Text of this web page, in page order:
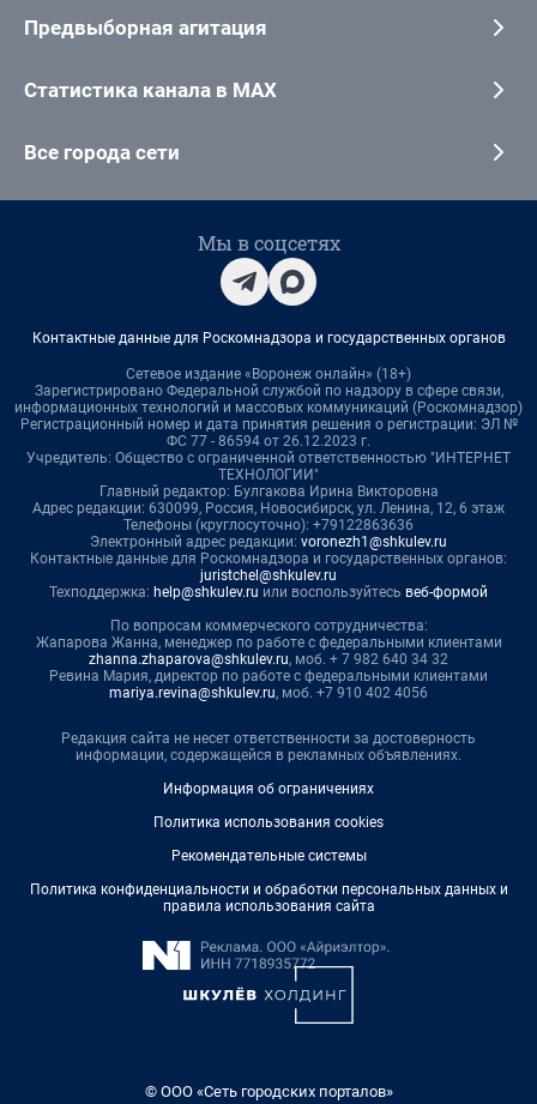
Предвыборная агитация
Статистика канала в MAX
Все города сети
Мы в соцсетях
Контактные данные для Роскомнадзора и государственных органов
Сетевое издание «Воронеж онлайн» (18+)
Зарегистрировано Федеральной службой по надзору в сфере связи,
информационных технологий и массовых коммуникаций (Роскомнадзор)
Регистрационный номер и дата принятия решения о регистрации: ЭЛ №
ФС 77 - 86594 от 26.12.2023 г.
Учредитель: Общество с ограниченной ответственностью "ИНТЕРНЕТ
ТЕХНОЛОГИИ"
Главный редактор: Булгакова Ирина Викторовна
Адрес редакции: 630099, Россия, Новосибирск, ул. Ленина, 12, 6 этаж
Телефоны (круглосуточно): +79122863636
Электронный адрес редакции: voronezh1@shkulev.ru
Контактные данные для Роскомнадзора и государственных органов:
juristchel@shkulev.ru
Техподдержка: help@shkulev.ru или воспользуйтесь веб-формой
По вопросам коммерческого сотрудничества:
Жапарова Жанна, менеджер по работе с федеральными клиентами
zhanna.zhaparova@shkulev.ru, моб. + 7 982 640 34 32
Ревина Мария, директор по работе с федеральными клиентами
mariya.revina@shkulev.ru, моб. +7 910 402 4056
Редакция сайта не несет ответственности за достоверность
информации, содержащейся в рекламных объявлениях.
Информация об ограничениях
Политика использования cookies
Рекомендательные системы
Политика конфиденциальности и обработки персональных данных и
правила использования сайта
© ООО «Сеть городских порталов»